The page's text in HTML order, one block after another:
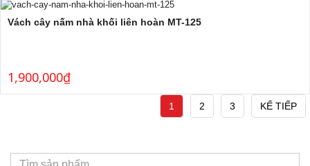
Vách cây nấm nhà khối liên hoàn MT-125
1,900,000₫
1 2 3 KẾ TIẾP